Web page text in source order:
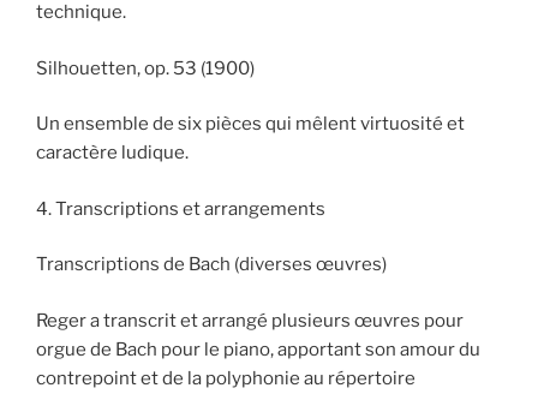
technique.
Silhouetten, op. 53 (1900)
Un ensemble de six pièces qui mêlent virtuosité et
caractère ludique.
4. Transcriptions et arrangements
Transcriptions de Bach (diverses œuvres)
Reger a transcrit et arrangé plusieurs œuvres pour
orgue de Bach pour le piano, apportant son amour du
contrepoint et de la polyphonie au répertoire